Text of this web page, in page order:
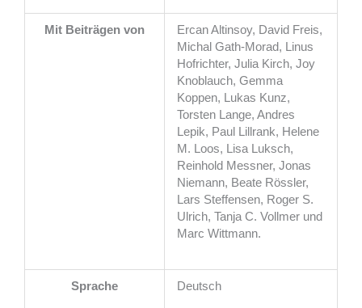
Mit Beiträgen von
Ercan Altinsoy, David Freis,
Michal Gath-Morad, Linus
Hofrichter, Julia Kirch, Joy
Knoblauch, Gemma
Koppen, Lukas Kunz,
Torsten Lange, Andres
Lepik, Paul Lillrank, Helene
M. Loos, Lisa Luksch,
Reinhold Messner, Jonas
Niemann, Beate Rössler,
Lars Steffensen, Roger S.
Ulrich, Tanja C. Vollmer und
Marc Wittmann.
Sprache Deutsch